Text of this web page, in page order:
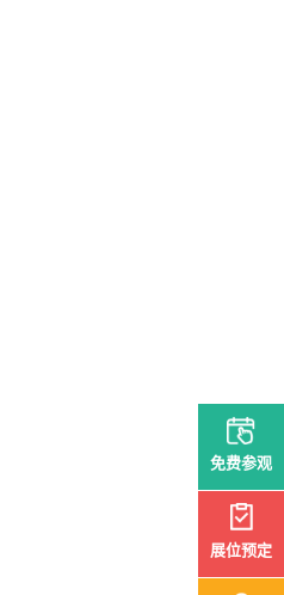
免费参观
展位预定